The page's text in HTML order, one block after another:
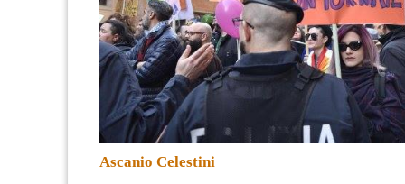
Ascanio Celestini